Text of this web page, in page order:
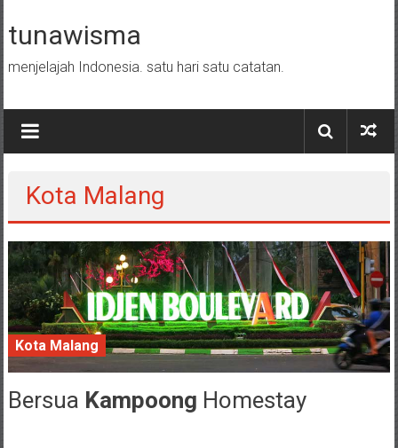
tunawisma
menjelajah Indonesia. satu hari satu catatan.
Kota Malang
Kota Malang
18 July 2017
Bersua Kampoong Homestay